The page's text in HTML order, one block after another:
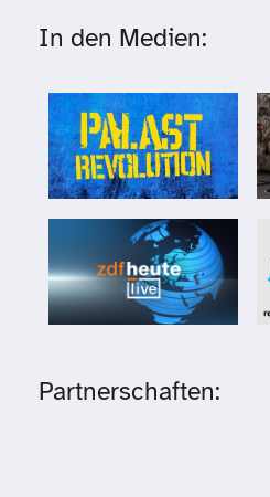
In den Medien:
Partnerschaften: